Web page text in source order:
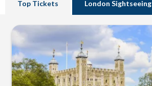
Top Tickets London Sightseeing